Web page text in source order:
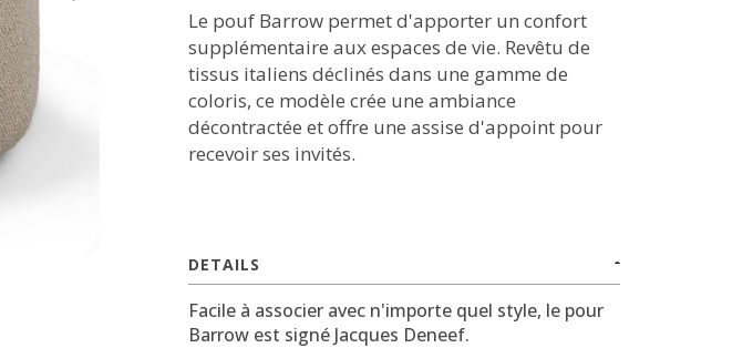
Le pouf Barrow permet d'apporter un confort
supplémentaire aux espaces de vie. Revêtu de
tissus italiens déclinés dans une gamme de
coloris, ce modèle crée une ambiance
décontractée et offre une assise d'appoint pour
recevoir ses invités.
DETAILS
Facile à associer avec n'importe quel style, le pour
Barrow est signé Jacques Deneef.